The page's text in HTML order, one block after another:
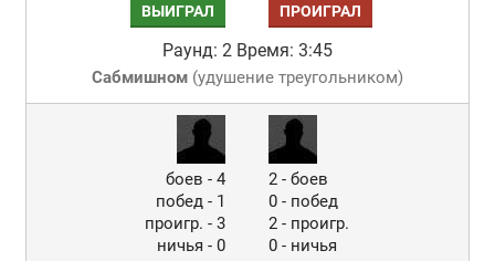
ВЫИГРАЛ ПРОИГРАЛ
Раунд: 2 Время: 3:45
Сабмишном(удушение треугольником)
боев - 4
побед - 1
проигр. - 3
ничья - 0
2 - боев
0 - побед
2 - проигр.
0 - ничья